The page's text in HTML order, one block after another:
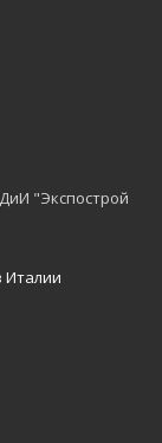
"Экспострой
Италии